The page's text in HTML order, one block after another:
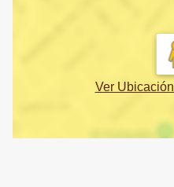
Ver Ubicación